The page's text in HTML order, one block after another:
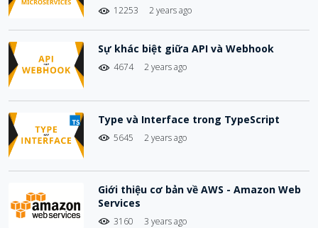
12253 2 years ago
Sự khác biệt giữa API và Webhook
4674 2 years ago
Type và Interface trong TypeScript
5645 2 years ago
Giới thiệu cơ bản về AWS - Amazon Web
Services
3160 3 years ago